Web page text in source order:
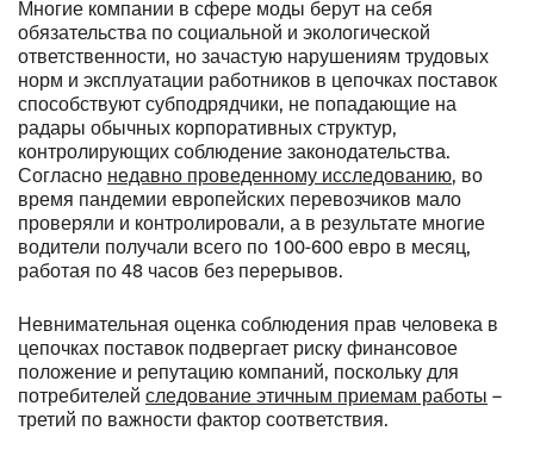
Многие компании в сфере моды берут на себя
обязательства по социальной и экологической
ответственности, но зачастую нарушениям трудовых
норм и эксплуатации работников в цепочках поставок
способствуют субподрядчики, не попадающие на
радары обычных корпоративных структур,
контролирующих соблюдение законодательства.
Согласно недавно проведенному исследованию, во
время пандемии европейских перевозчиков мало
проверяли и контролировали, а в результате многие
водители получали всего по 100-600 евро в месяц,
работая по 48 часов без перерывов.
Невнимательная оценка соблюдения прав человека в
цепочках поставок подвергает риску финансовое
положение и репутацию компаний, поскольку для
потребителей следование этичным приемам работы –
третий по важности фактор соответствия.